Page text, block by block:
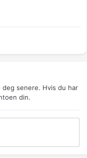
senere. Hvis du har
din.